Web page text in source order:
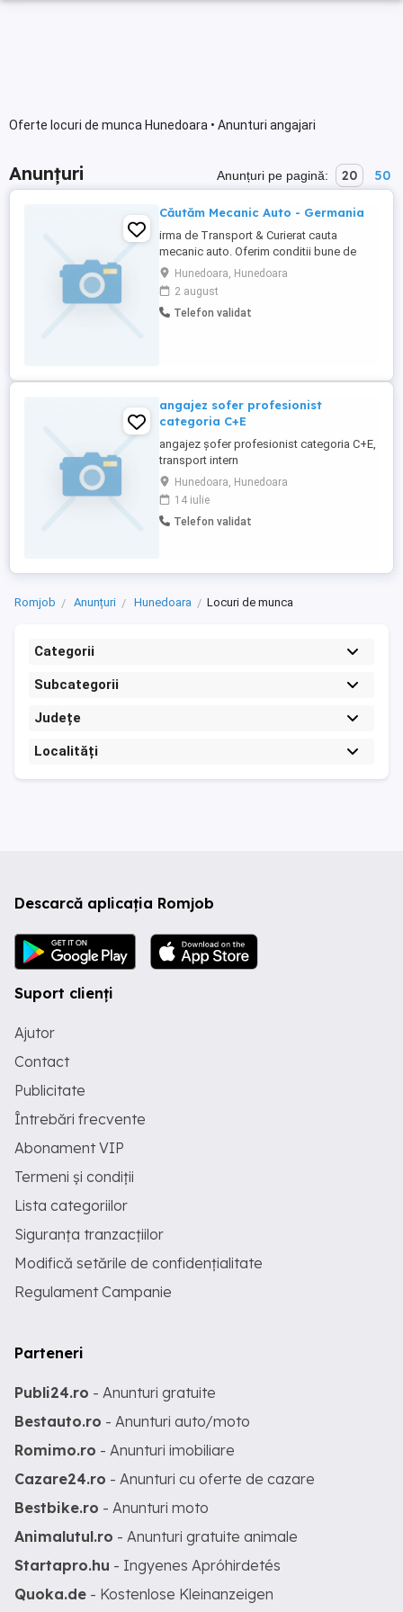
Oferte locuri de munca Hunedoara • Anunturi angajari
Anunțuri Anunțuri pe pagină: 20 50
Căutăm Mecanic Auto - Germania
irma de Transport & Curierat cauta
mecanic auto. Oferim conditii bune de
lucru, echipamente moderne si un mediu
prietenos. Locatie: Ravensburg & Ulm,
Germania Posibilitate de cazare Tip
contract: Angajare pe termen nelimitat
Hunedoara, Hunedoara
2 august
Telefon validat
angajez sofer profesionist
categoria C+E
angajez șofer profesionist categoria C+E,
transport intern
Hunedoara, Hunedoara
14 iulie
Telefon validat
Romjob Anunțuri Hunedoara Locuri de munca
Categorii
Subcategorii
Județe
Localități
Descarcă aplicația Romjob
Suport clienți
Ajutor
Contact
Publicitate
Întrebări frecvente
Abonament VIP
Termeni și condiții
Lista categoriilor
Siguranța tranzacțiilor
Modifică setările de confidențialitate
Regulament Campanie
Parteneri
Publi24.ro - Anunturi gratuite
Bestauto.ro - Anunturi auto/moto
Romimo.ro - Anunturi imobiliare
Cazare24.ro - Anunturi cu oferte de cazare
Bestbike.ro - Anunturi moto
Animalutul.ro - Anunturi gratuite animale
Startapro.hu - Ingyenes Apróhirdetés
Quoka.de - Kostenlose Kleinanzeigen